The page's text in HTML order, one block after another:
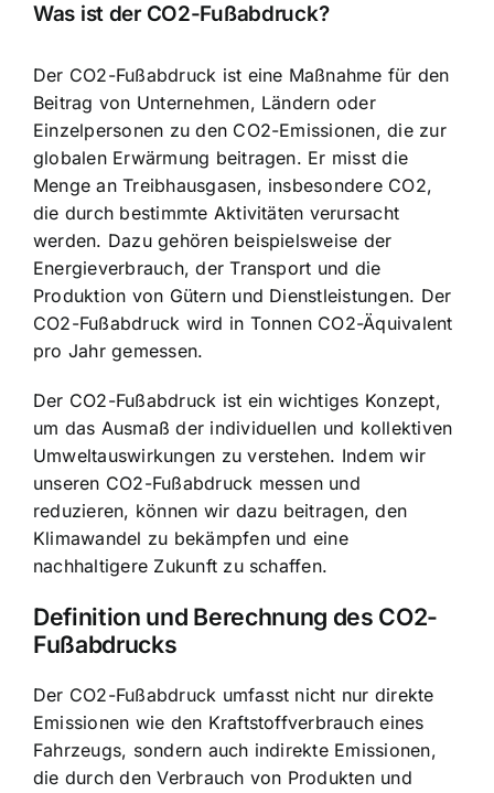
Was ist der CO2-Fußabdruck?
Der CO2-Fußabdruck ist eine Maßnahme für den
Beitrag von Unternehmen, Ländern oder
Einzelpersonen zu den CO2-Emissionen, die zur
globalen Erwärmung beitragen. Er misst die
Menge an Treibhausgasen, insbesondere CO2,
die durch bestimmte Aktivitäten verursacht
werden. Dazu gehören beispielsweise der
Energieverbrauch, der Transport und die
Produktion von Gütern und Dienstleistungen. Der
CO2-Fußabdruck wird in Tonnen CO2-Äquivalent
pro Jahr gemessen.
Der CO2-Fußabdruck ist ein wichtiges Konzept,
um das Ausmaß der individuellen und kollektiven
Umweltauswirkungen zu verstehen. Indem wir
unseren CO2-Fußabdruck messen und
reduzieren, können wir dazu beitragen, den
Klimawandel zu bekämpfen und eine
nachhaltigere Zukunft zu schaffen.
Definition und Berechnung des CO2-
Fußabdrucks
Der CO2-Fußabdruck umfasst nicht nur direkte
Emissionen wie den Kraftstoffverbrauch eines
Fahrzeugs, sondern auch indirekte Emissionen,
die durch den Verbrauch von Produkten und